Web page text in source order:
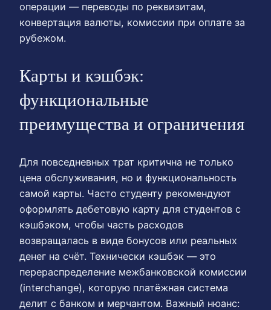
операции — переводы по реквизитам,
конвертация валюты, комиссии при оплате за
рубежом.
Карты и кэшбэк:
функциональные
преимущества и ограничения
Для повседневных трат критична не только
цена обслуживания, но и функциональность
самой карты. Часто студенту рекомендуют
оформлять дебетовую карту для студентов с
кэшбэком, чтобы часть расходов
возвращалась в виде бонусов или реальных
денег на счёт. Технически кэшбэк — это
перераспределение межбанковской комиссии
(interchange), которую платёжная система
делит с банком и мерчантом. Важный нюанс: